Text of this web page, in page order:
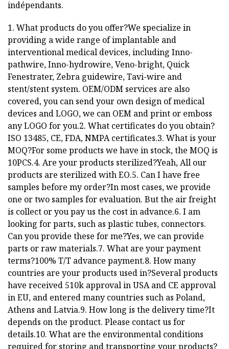
indépendants.
1. What products do you offer?We specialize in
providing a wide range of implantable and
interventional medical devices, including Inno-
pathwire, Inno-hydrowire, Veno-bright, Quick
Fenestrater, Zebra guidewire, Tavi-wire and
stent/stent system. OEM/ODM services are also
covered, you can send your own design of medical
devices and LOGO, we can OEM and print or emboss
any LOGO for you.2. What certificates do you obtain?
ISO 13485, CE, FDA, NMPA certificates.3. What is your
MOQ?For some products we have in stock, the MOQ is
10PCS.4. Are your products sterilized?Yeah, All our
products are sterilized with EO.5. Can I have free
samples before my order?In most cases, we provide
one or two samples for evaluation. But the air freight
is collect or you pay us the cost in advance.6. I am
looking for parts, such as plastic tubes, connectors.
Can you provide these for me?Yes, we can provide
parts or raw materials.7. What are your payment
terms?100% T/T advance payment.8. How many
countries are your products used in?Several products
have received 510k approval in USA and CE approval
in EU, and entered many countries such as Poland,
Athens and Latvia.9. How long is the delivery time?It
depends on the product. Please contact us for
details.10. What are the environmental conditions
required for storing and transporting your products?